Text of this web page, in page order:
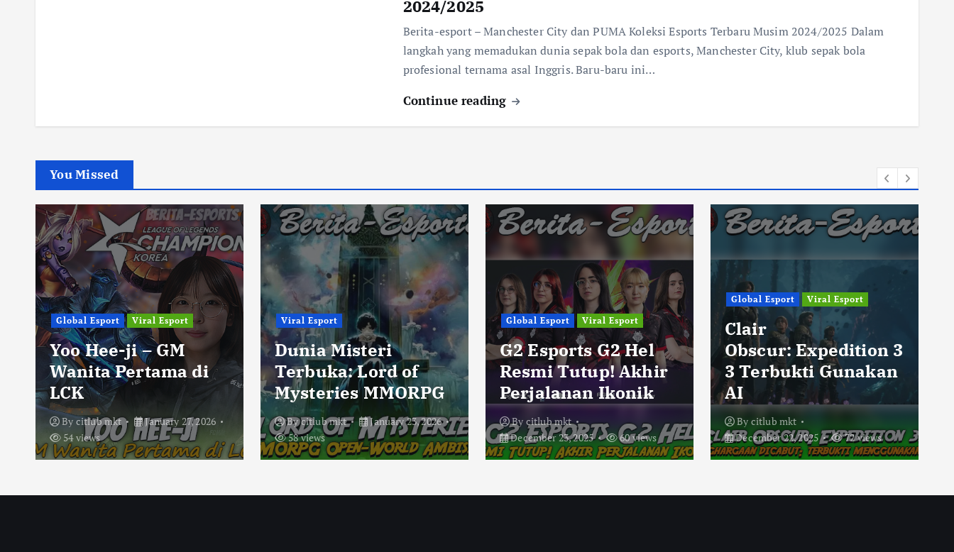
2024/2025
Berita-esport – Manchester City dan PUMA Koleksi Esports Terbaru Musim 2024/2025 Dalam
langkah yang memadukan dunia sepak bola dan esports, Manchester City, klub sepak bola
profesional ternama asal Inggris. Baru-baru ini…
Continue reading
You Missed
Global Esport Viral Esport
Yoo Hee-ji – GM
Wanita Pertama di
LCK
By citlub mkt
January 27, 2026
54 views
Viral Esport
Dunia Misteri
Terbuka: Lord of
Mysteries MMORPG
Bycitlub mkt
January 23, 2026
58 views
Global Esport Viral Esport
G2 Esports G2 Hel
Resmi Tutup! Akhir
Perjalanan Ikonik
By citlub mkt
December 23, 2025
60 views
Global Esport Viral Esport
Clair
Obscur: Expedition 3
3 Terbukti Gunakan
AI
By citlub mkt
December 22, 2025
72 views